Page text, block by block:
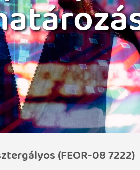
(FEOR-08 7222)